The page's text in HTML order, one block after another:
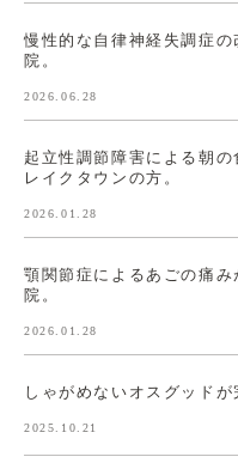
慢性的な自律神経失調症
院。
2026.06.28
起立性調節障害による朝
レイクタウンの方。
2026.01.28
顎関節症によるあごの痛
院。
2026.01.28
しゃがめないオスグッドが
2025.10.21